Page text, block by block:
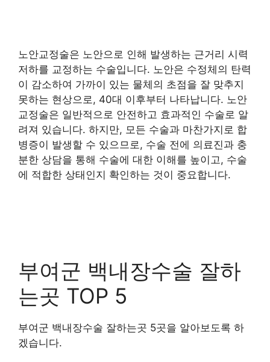
노안교정술은 노안으로 인해 발생하는 근거리 시력
저하를 교정하는 수술입니다. 노안은 수정체의 탄력
이 감소하여 가까이 있는 물체의 초점을 잘 맞추지
못하는 현상으로, 40대 이후부터 나타납니다. 노안
교정술은 일반적으로 안전하고 효과적인 수술로 알
려져 있습니다. 하지만, 모든 수술과 마찬가지로 합
병증이 발생할 수 있으므로, 수술 전에 의료진과 충
분한 상담을 통해 수술에 대한 이해를 높이고, 수술
에 적합한 상태인지 확인하는 것이 중요합니다.
부여군 백내장수술 잘하
는곳 TOP 5
부여군 백내장수술 잘하는곳 5곳을 알아보도록 하
겠습니다.